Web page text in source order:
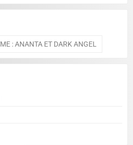
: ANANTA ET DARK ANGEL